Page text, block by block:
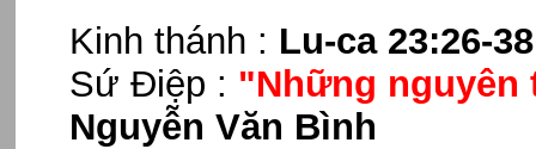
Kinh thánh : Lu-ca 23:26-38
Sứ Điệp : "Những nguyên
Nguyễn Văn Bình